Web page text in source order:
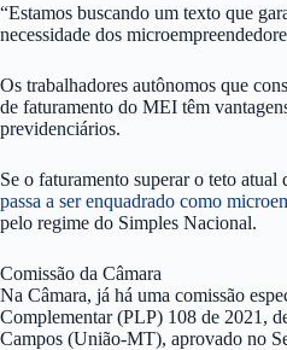
“Estamos buscando um texto que
necessidade dos
Os trabalhadores autônomos que
de faturamento do MEI têm
previdenciários.
Se o faturamento superar o teto
passa a ser enquadrado como
pelo regime do Simples Nacional.
Comissão da Câmara
Na Câmara, já há uma comissão
Complementar (PLP) 108 de 2021,
Campos (União-MT), aprovado no